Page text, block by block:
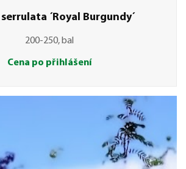
´Royal Burgundy´
200-250, bal
Cena po přihlášení